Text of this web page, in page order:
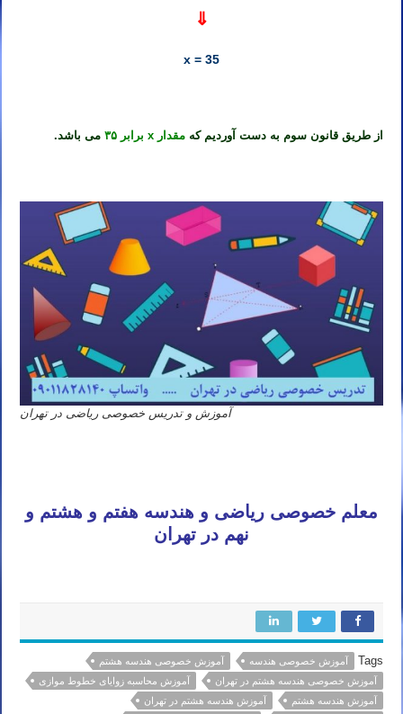
⇓
x = 35
از طریق قانون سوم به دست آوردیم کهمقدار x برابر ۳۵ می باشد.
آموزش و تدریس خصوصی ریاضی در تهران
معلم خصوصی ریاضی و هندسه هفتم و هشتم و
نهم در تهران
Tags آموزش خصوصی هندسه
آموزش خصوصی هندسه هشتم
آموزش خصوصی هندسه هشتم در تهران
آموزش محاسبه زوایای خطوط موازی
آموزش هندسه هشتم
آموزش هندسه هشتم در تهران